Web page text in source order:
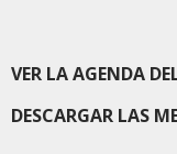
VER LA AGENDA
DESCARGAR LAS